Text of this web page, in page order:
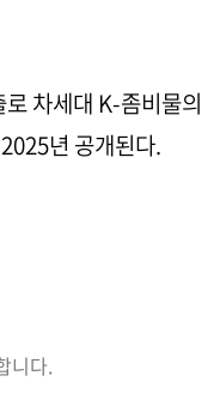
차세대 K-좀비물의
년 공개된다.
니다.